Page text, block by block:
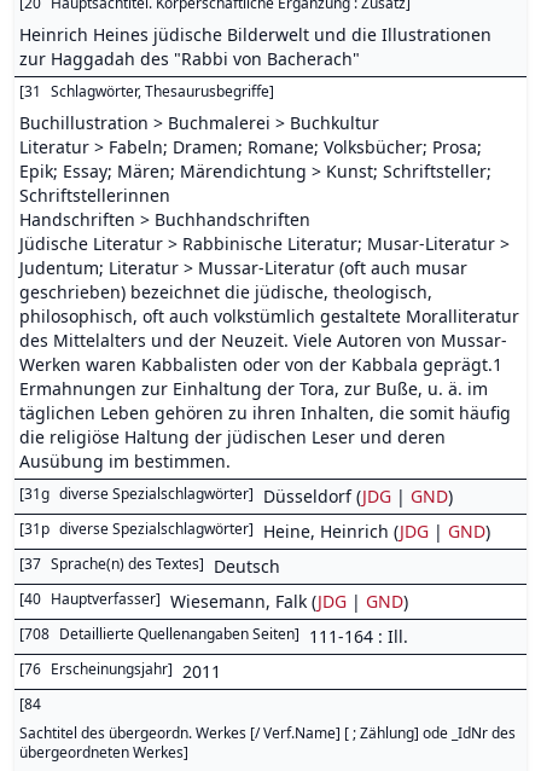
Heinrich Heines jüdische Bilderwelt und die Illustrationen
zur Haggadah des "Rabbi von Bacherach"
[31 Schlagwörter, Thesaurusbegriffe]
Buchillustration > Buchmalerei > Buchkultur
Literatur > Fabeln; Dramen; Romane; Volksbücher; Prosa;
Epik; Essay; Mären; Märendichtung > Kunst; Schriftsteller;
Schriftstellerinnen
Handschriften > Buchhandschriften
Jüdische Literatur > Rabbinische Literatur; Musar-Literatur >
Judentum; Literatur > Mussar-Literatur (oft auch musar
geschrieben) bezeichnet die jüdische, theologisch,
philosophisch, oft auch volkstümlich gestaltete Moralliteratur
des Mittelalters und der Neuzeit. Viele Autoren von Mussar-
Werken waren Kabbalisten oder von der Kabbala geprägt.1
Ermahnungen zur Einhaltung der Tora, zur Buße, u. ä. im
täglichen Leben gehören zu ihren Inhalten, die somit häufig
die religiöse Haltung der jüdischen Leser und deren
Ausübung im bestimmen.
[31g diverse Spezialschlagwörter] Düsseldorf (JDG | GND)
[31p diverse Spezialschlagwörter] Heine, Heinrich (JDG | GND)
[37 Sprache(n) des Textes] Deutsch
[40 Hauptverfasser] Wiesemann, Falk (JDG | GND)
[708 Detaillierte Quellenangaben Seiten] 111-164 : Ill.
[76 Erscheinungsjahr] 2011
[84
Sachtitel des übergeordn. Werkes [/ Verf.Name] [ ; Zählung] ode _IdNr des
übergeordneten Werkes]